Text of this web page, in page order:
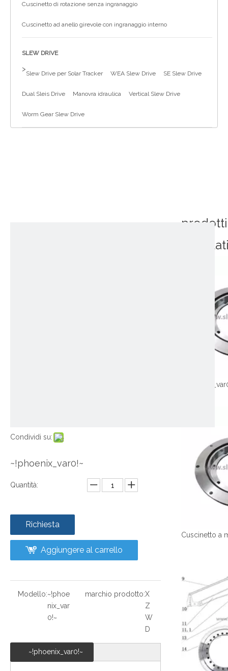
Cuscinetto di rotazione senza ingranaggio
Cuscinetto ad anello girevole con ingranaggio interno
SLEW DRIVE
>
Slew Drive per Solar Tracker WEA Slew Drive SE Slew Drive
Dual Sleis Drive Manovra idraulica Vertical Slew Drive
Worm Gear Slew Drive
Condividi su:
~!phoenix_var0!~
Quantità:
Richiesta
Aggiungere al carrello
Modello:~!phoe
nix_var
0!~
marchio prodotto:X
Z
W
D
~!phoenix_var0!~
prodotti
correlati